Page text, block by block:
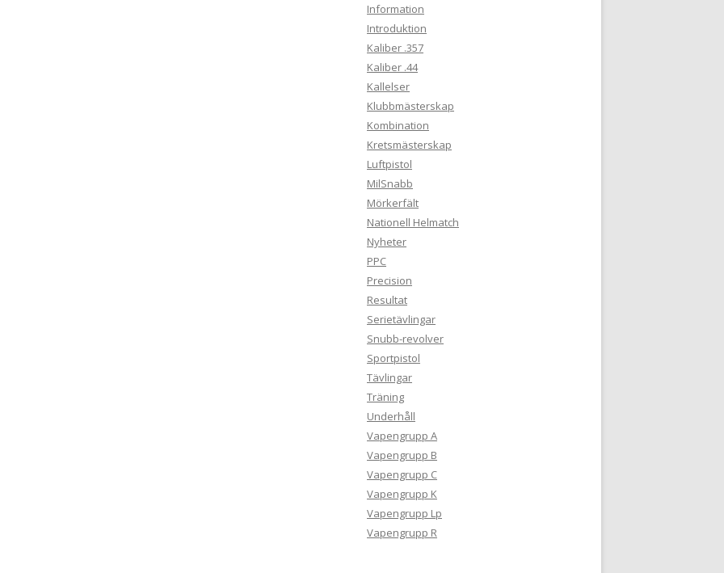
Information
Introduktion
Kaliber .357
Kaliber .44
Kallelser
Klubbmästerskap
Kombination
Kretsmästerskap
Luftpistol
MilSnabb
Mörkerfält
Nationell Helmatch
Nyheter
PPC
Precision
Resultat
Serietävlingar
Snubb-revolver
Sportpistol
Tävlingar
Träning
Underhåll
Vapengrupp A
Vapengrupp B
Vapengrupp C
Vapengrupp K
Vapengrupp Lp
Vapengrupp R